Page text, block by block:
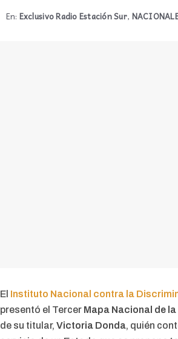
En: Exclusivo Radio Estación Sur,
El Instituto Nacional contra la
presentó el Tercer Mapa Nacional de
de su titular, Victoria Donda, quién